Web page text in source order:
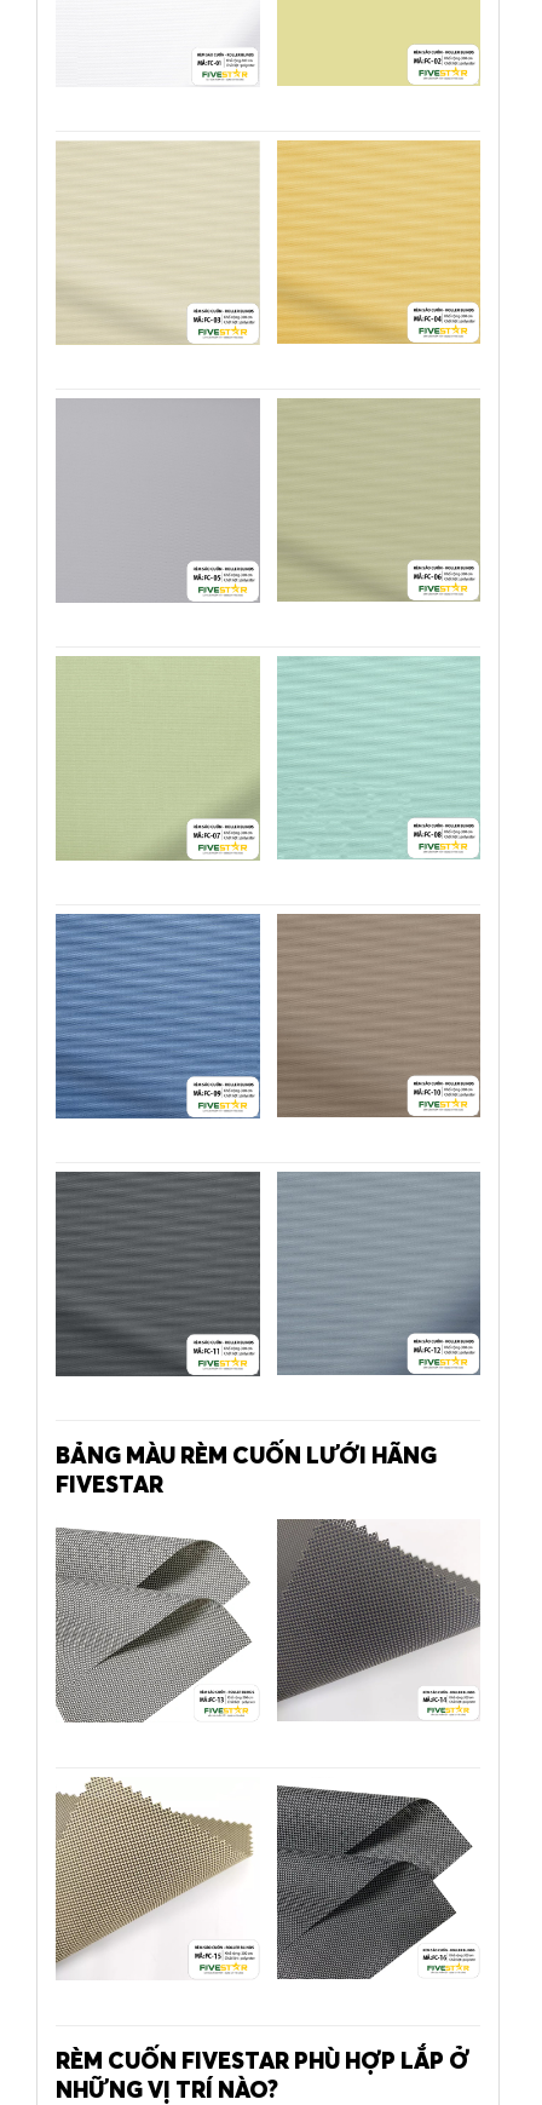
BẢNG MÀU RÈM CUỐN LƯỚI HÃNG
FIVESTAR
RÈM CUỐN FIVESTAR PHÙ HỢP LẮP Ở
NHỮNG VỊ TRÍ NÀO?